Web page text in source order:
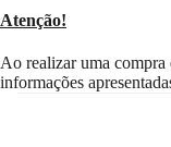
Atenção!
Ao realizar uma compra
informações